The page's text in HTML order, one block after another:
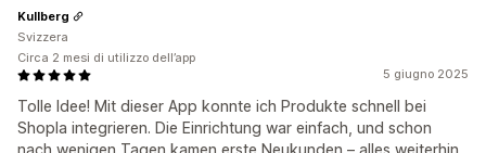
5 giugno 2025
Tolle Idee! Mit dieser App konnte ich Produkte schnell bei
Shopla integrieren. Die Einrichtung war einfach, und schon
Kullberg
Svizzera
Circa 2 mesi di utilizzo dell’app